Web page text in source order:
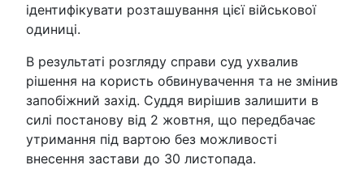
ідентифікувати розташування цієї військової
одиниці.
В результаті розгляду справи суд ухвалив
рішення на користь обвинувачення та не змінив
запобіжний захід. Суддя вирішив залишити в
силі постанову від 2 жовтня, що передбачає
утримання під вартою без можливості
внесення застави до 30 листопада.